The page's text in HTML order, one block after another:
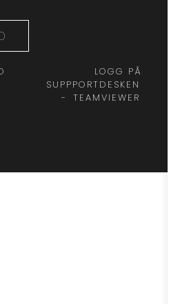
LOGG PÅ
SUPPPORTDESKEN
-
TEAMVIEWER